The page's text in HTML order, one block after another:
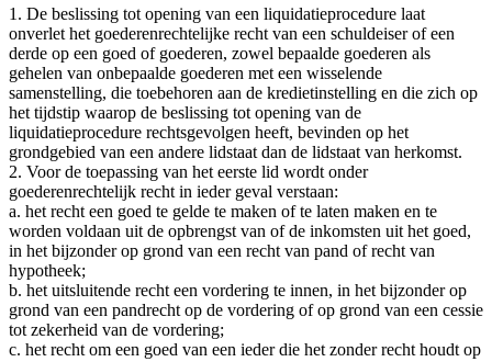
1. De beslissing tot opening van een liquidatieprocedure laat
onverlet het goederenrechtelijke recht van een schuldeiser of een
derde op een goed of goederen, zowel bepaalde goederen als
gehelen van onbepaalde goederen met een wisselende
samenstelling, die toebehoren aan de kredietinstelling en die zich op
het tijdstip waarop de beslissing tot opening van de
liquidatieprocedure rechtsgevolgen heeft, bevinden op het
grondgebied van een andere lidstaat dan de lidstaat van herkomst.
2. Voor de toepassing van het eerste lid wordt onder
goederenrechtelijk recht in ieder geval verstaan:
a. het recht een goed te gelde te maken of te laten maken en te
worden voldaan uit de opbrengst van of de inkomsten uit het goed,
in het bijzonder op grond van een recht van pand of recht van
hypotheek;
b. het uitsluitende recht een vordering te innen, in het bijzonder op
grond van een pandrecht op de vordering of op grond van een cessie
tot zekerheid van de vordering;
c. het recht om een goed van een ieder die het zonder recht houdt op